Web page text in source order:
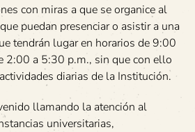
con miras a que se organice al
puedan presenciar o asistir a una
tendrán lugar en horarios de 9:00
2:00 a 5:30 p.m., sin que con ello
diarias de la Institución.
llamando la atención al
universitarias,